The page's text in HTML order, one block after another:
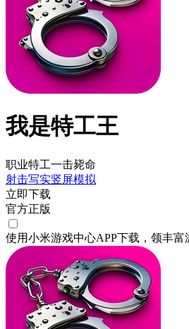
我是特工王
职业特工一击毙命
射击写实竖屏模拟
立即下载
官方正版
使用小米游戏中心APP下载 ，领丰富